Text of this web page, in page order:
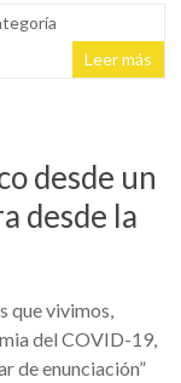
Leer más
desde un
desde la
que vivimos,
del COVID-19,
de enunciación”